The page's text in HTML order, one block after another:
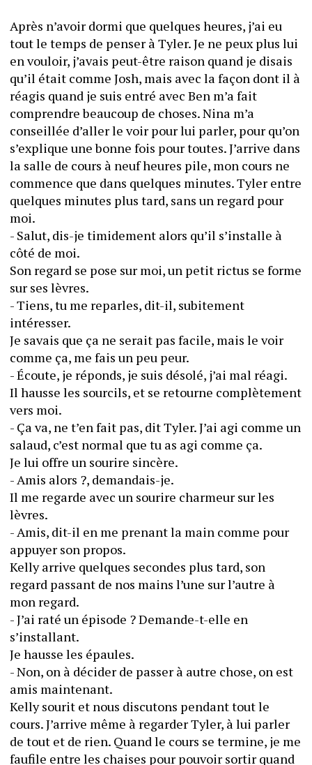
Après n’avoir dormi que quelques heures, j’ai eu
tout le temps de penser à Tyler. Je ne peux plus lui
en vouloir, j’avais peut-être raison quand je disais
qu’il était comme Josh, mais avec la façon dont il à
réagis quand je suis entré avec Ben m’a fait
comprendre beaucoup de choses. Nina m’a
conseillée d’aller le voir pour lui parler, pour qu’on
s’explique une bonne fois pour toutes. J’arrive dans
la salle de cours à neuf heures pile, mon cours ne
commence que dans quelques minutes. Tyler entre
quelques minutes plus tard, sans un regard pour
moi.
- Salut, dis-je timidement alors qu’il s’installe à
côté de moi.
Son regard se pose sur moi, un petit rictus se forme
sur ses lèvres.
- Tiens, tu me reparles, dit-il, subitement
intéresser.
Je savais que ça ne serait pas facile, mais le voir
comme ça, me fais un peu peur.
- Écoute, je réponds, je suis désolé, j’ai mal réagi.
Il hausse les sourcils, et se retourne complètement
vers moi.
- Ça va, ne t’en fait pas, dit Tyler. J’ai agi comme un
salaud, c’est normal que tu as agi comme ça.
Je lui offre un sourire sincère.
- Amis alors ?, demandais-je.
Il me regarde avec un sourire charmeur sur les
lèvres.
- Amis, dit-il en me prenant la main comme pour
appuyer son propos.
Kelly arrive quelques secondes plus tard, son
regard passant de nos mains l’une sur l’autre à
mon regard.
- J’ai raté un épisode ? Demande-t-elle en
s’installant.
Je hausse les épaules.
- Non, on à décider de passer à autre chose, on est
amis maintenant.
Kelly sourit et nous discutons pendant tout le
cours. J’arrive même à regarder Tyler, à lui parler
de tout et de rien. Quand le cours se termine, je me
faufile entre les chaises pour pouvoir sortir quand